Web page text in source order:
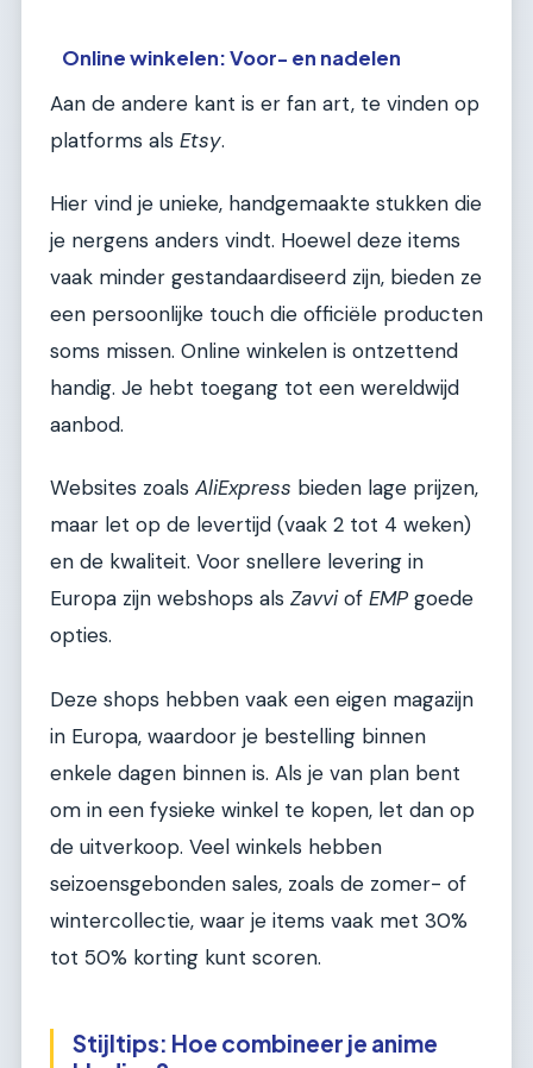
Online winkelen: Voor- en nadelen
Aan de andere kant is er fan art, te vinden op
platforms als Etsy.
Hier vind je unieke, handgemaakte stukken die
je nergens anders vindt. Hoewel deze items
vaak minder gestandaardiseerd zijn, bieden ze
een persoonlijke touch die officiële producten
soms missen. Online winkelen is ontzettend
handig. Je hebt toegang tot een wereldwijd
aanbod.
Websites zoals AliExpress bieden lage prijzen,
maar let op de levertijd (vaak 2 tot 4 weken)
en de kwaliteit. Voor snellere levering in
Europa zijn webshops als Zavviof EMP goede
opties.
Deze shops hebben vaak een eigen magazijn
in Europa, waardoor je bestelling binnen
enkele dagen binnen is. Als je van plan bent
om in een fysieke winkel te kopen, let dan op
de uitverkoop. Veel winkels hebben
seizoensgebonden sales, zoals de zomer- of
wintercollectie, waar je items vaak met 30%
tot 50% korting kunt scoren.
Stijltips: Hoe combineer je anime